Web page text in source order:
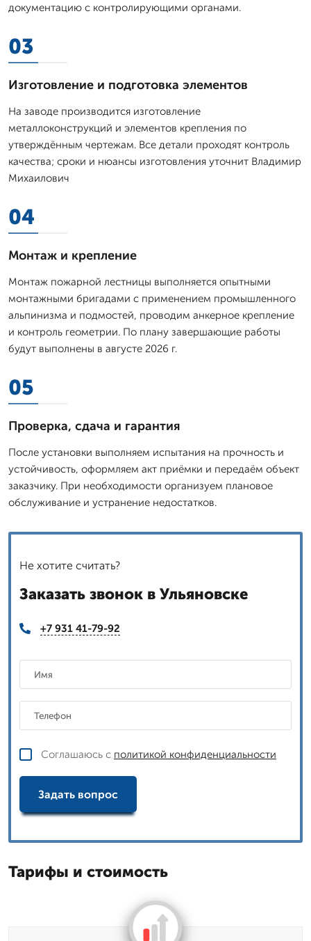
документацию с контролирующими органами.
03
Изготовление и подготовка элементов
На заводе производится изготовление
металлоконструкций и элементов крепления по
утверждённым чертежам. Все детали проходят контроль
качества; сроки и нюансы изготовления уточнит Владимир
Михаилович
04
Монтаж и крепление
Монтаж пожарной лестницы выполняется опытными
монтажными бригадами с применением промышленного
альпинизма и подмостей, проводим анкерное крепление
и контроль геометрии. По плану завершающие работы
будут выполнены в августе 2026 г.
05
Проверка, сдача и гарантия
После установки выполняем испытания на прочность и
устойчивость, оформляем акт приёмки и передаём объект
заказчику. При необходимости организуем плановое
обслуживание и устранение недостатков.
Не хотите считать?
Заказать звонок в Ульяновске
+7 931 41-79-92
Соглашаюсь с политикой конфиденциальности
Задать вопрос
Тарифы и стоимость